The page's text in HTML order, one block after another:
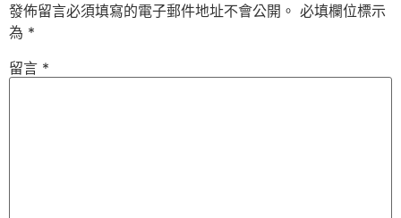
發佈留言必須填寫的電子郵件地址不會公開。 必填欄位標示
為 *
留言 *